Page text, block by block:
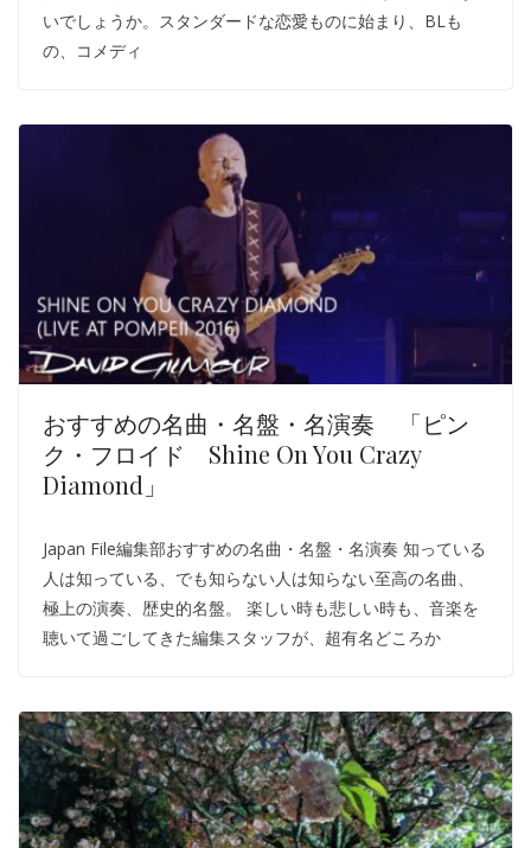
いでしょうか。スタンダードな恋愛ものに始まり、BLも
の、コメディ
おすすめの名曲・名盤・名演奏 「ピン
ク・フロイド Shine On You Crazy
Diamond」
Japan File編集部おすすめの名曲・名盤・名演奏 知っている
人は知っている、でも知らない人は知らない至高の名曲、
極上の演奏、歴史的名盤。 楽しい時も悲しい時も、音楽を
聴いて過ごしてきた編集スタッフが、超有名どころか